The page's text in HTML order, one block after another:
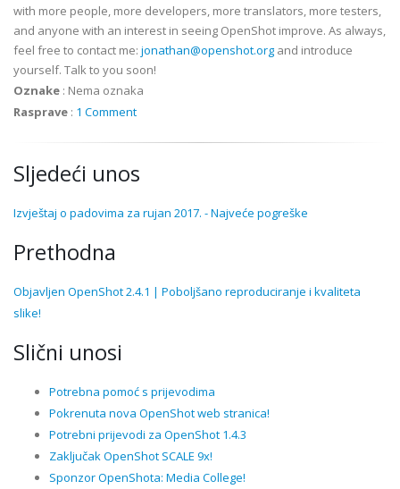
with more people, more developers, more translators, more testers,
and anyone with an interest in seeing OpenShot improve. As always,
feel free to contact me: jonathan@openshot.org and introduce
yourself. Talk to you soon!
Oznake : Nema oznaka
Rasprave : 1 Comment
Sljedeći unos
Izvještaj o padovima za rujan 2017. - Najveće pogreške
Prethodna
Objavljen OpenShot 2.4.1 | Poboljšano reproduciranje i kvaliteta
slike!
Slični unosi
Potrebna pomoć s prijevodima
Pokrenuta nova OpenShot web stranica!
Potrebni prijevodi za OpenShot 1.4.3
Zaključak OpenShot SCALE 9x!
Sponzor OpenShota: Media College!